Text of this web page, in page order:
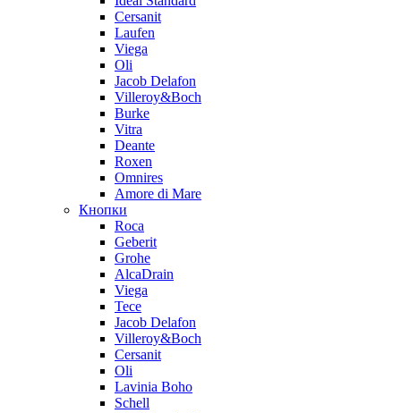
Cersanit
Laufen
Viega
Oli
Jacob Delafon
Villeroy&Boch
Burke
Vitra
Deante
Roxen
Omnires
Amore di Mare
Кнопки
Roca
Geberit
Grohe
AlcaDrain
Viega
Tece
Jacob Delafon
Villeroy&Boch
Cersanit
Oli
Lavinia Boho
Schell